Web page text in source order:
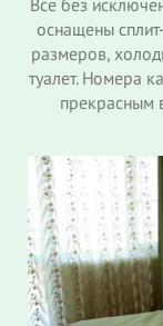
оснащены
размеров,
туалет. Номера
прекрасным